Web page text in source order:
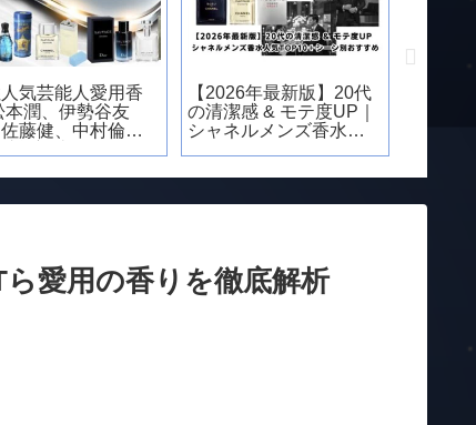
気芸能人愛用香
本潤、伊勢谷友
藤健、中村倫
【2026年最新版】20代
の清潔感 & モテ度UP｜
シャネルメンズ香水人
愛用の香りを徹底解析